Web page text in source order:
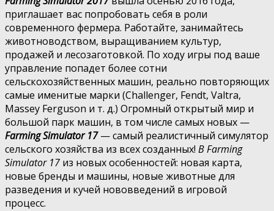
приглашает вас попробовать себя в роли
современного фермера. Работайте, занимайтесь
животноводством, выращиванием культур,
продажей и лесозаготовкой. По ходу игры под ваше
управление попадет более сотни
сельскохозяйственных машин, реально повторяющих
самые именитые марки (Challenger, Fendt, Valtra,
Massey Ferguson и т. д.) Огромный открытый мир и
большой парк машин, в том числе самых новых —
Farming Simulator 17 — самый реалистичный симулятор
сельского хозяйства из всех созданных! В Farming
Simulator 17 из новых особенностей: новая карта,
новые бренды и машины, новые животные для
разведения и кучей нововведений в игровой
процесс.